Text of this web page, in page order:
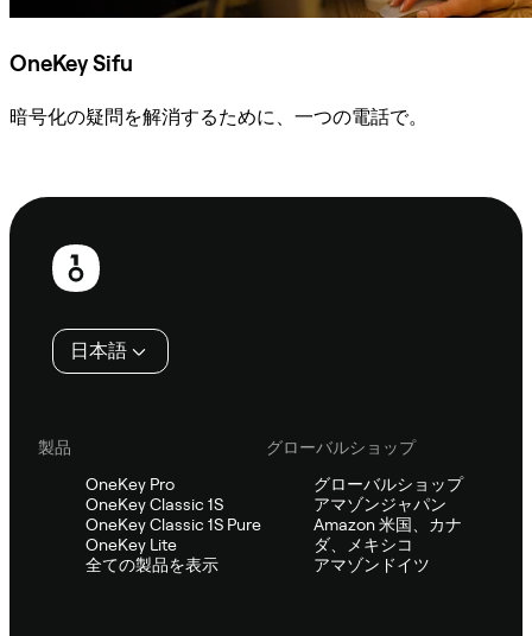
OneKey Sifu
暗号化の疑問を解消するために、一つの電話で。
フ
日本語
製品
OneKey Pro
OneKey Classic 1S
OneKey Classic 1S Pure
OneKey Lite
全ての製品を表示
グローバルショップ
グローバルショップ
アマゾンジャパン
Amazon 米国、カナ
ダ、メキシコ
アマゾンドイツ